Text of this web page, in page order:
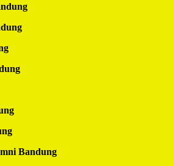
Bandung